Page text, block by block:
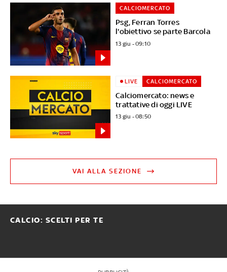
Psg, Ferran Torres
l'obiettivo se parte Barcola
CALCIOMERCATO
13 giu - 09:10
Calciomercato: news e
trattative di oggi LIVE
LIVE CALCIOMERCATO
13 giu - 08:50
VAI ALLA SEZIONE
CALCIO: SCELTI PER TE